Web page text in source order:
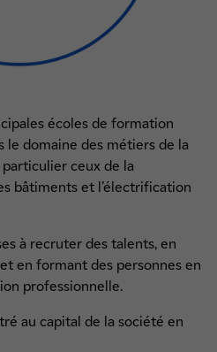
écoles de formation
le domaine des métiers de la
ceux de la
bâtiments et l’électrification
à recruter des talents, en
en formant des personnes en
professionnelle.
au capital de la société en